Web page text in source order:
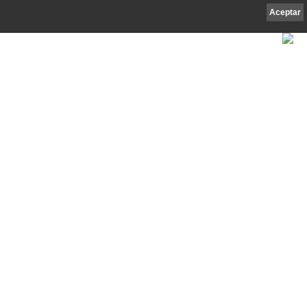
Aceptar